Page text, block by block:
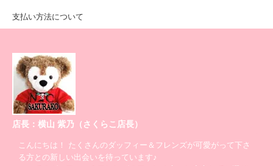
支払い方法について
店長：横山 紫乃（さくらこ店長）
こんにちは！ たくさんのダッフィー＆フレンズが可愛がって下さ
る方との新しい出会いを待っています♪